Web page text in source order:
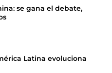
se gana el debate,
Latina evoluciona